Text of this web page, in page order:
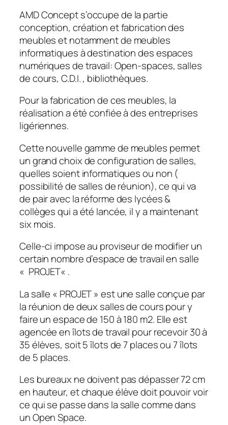
AMD Concept s’occupe de la partie
conception, création et fabrication des
meubles et notamment de meubles
informatiques à destination des espaces
numériques de travail: Open-spaces, salles
de cours, C.D.I. , bibliothèques.
Pour la fabrication de ces meubles, la
réalisation a été confiée à des entreprises
ligériennes.
Cette nouvelle gamme de meubles permet
un grand choix de configuration de salles,
quelles soient informatiques ou non (
possibilité de salles de réunion), ce qui va
de pair avec la réforme des lycées &
collèges qui a été lancée, il y a maintenant
six mois.
Celle-ci impose au proviseur de modifier un
certain nombre d’espace de travail en salle
« PROJET« .
La salle « PROJET» est une salle conçue par
la réunion de deux salles de cours pour y
faire un espace de 150 à 180 m2. Elle est
agencée en îlots de travail pour recevoir 30 à
35 élèves, soit 5 îlots de 7 places ou 7 îlots
de 5 places.
Les bureaux ne doivent pas dépasser 72 cm
en hauteur, et chaque élève doit pouvoir voir
ce qui se passe dans la salle comme dans
un Open Space.